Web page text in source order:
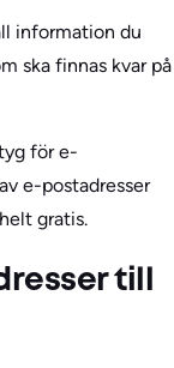
information du
ska finnas kvar på
för e-
e-postadresser
gratis.
till